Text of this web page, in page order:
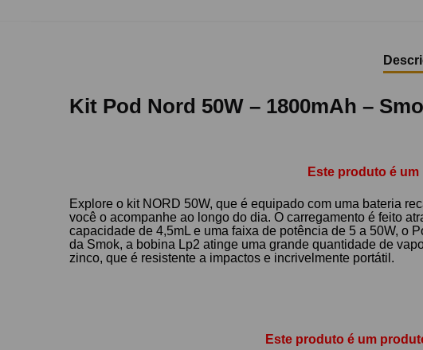
Kit Pod Nord 50W – 1800mAh –
Este produto é
Explore o kit NORD 50W, que é equipado com uma bateria
você o acompanhe ao longo do dia. O carregamento é feito
capacidade de 4,5mL e uma faixa de potência de 5 a 50W, o
da Smok, a bobina Lp2 atinge uma grande quantidade de
zinco, que é resistente a impactos e incrivelmente portátil.
Este produto é um